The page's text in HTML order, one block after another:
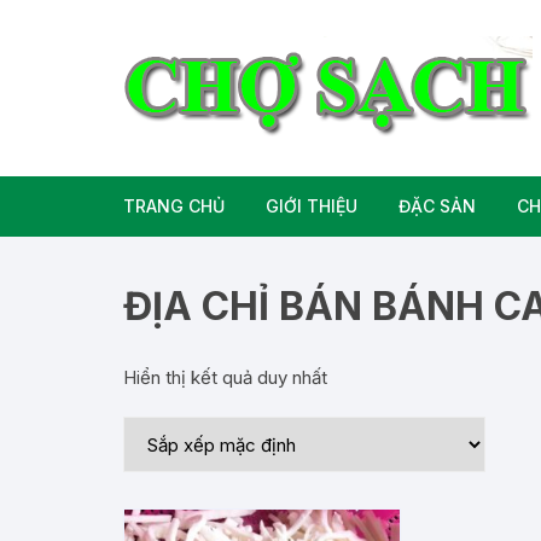
TRANG CHỦ GIỚI THIỆU ĐẶC SẢN
Đặc Sản Miền
Rượu bia đặc sản
ĐỊA CHỈ BÁN BÁNH
Hiển thị kết quả duy nhất